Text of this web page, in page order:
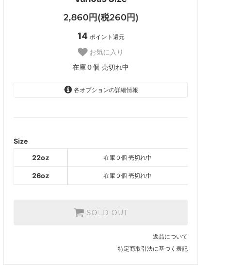
2,860円(税260円)
14 ポイント還元
お気に入り
在庫０個 売切れ中
各オプションの詳細情報
在庫０個 売切れ中
Size
22oz
在庫０個 売切れ中
26oz 在庫０個 売切れ中
SOLD OUT
返品について
特定商取引法に基づく表記